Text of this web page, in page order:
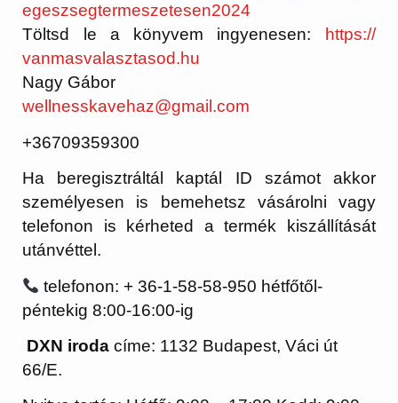
egeszsegtermeszetesen2024
Töltsd le a könyvem ingyenesen:
https://
vanmasvalasztasod.hu
Nagy Gábor
wellnesskavehaz@gmail.com
+36709359300
Ha beregisztráltál kaptál ID számot akkor
személyesen is bemehetsz vásárolni vagy
telefonon is kérheted a termék kiszállítását
utánvéttel.
telefonon: + 36-1-58-58-950 hétfőtől-
péntekig 8:00-16:00-ig
DXN iroda címe: 1132 Budapest, Váci út
66/E.